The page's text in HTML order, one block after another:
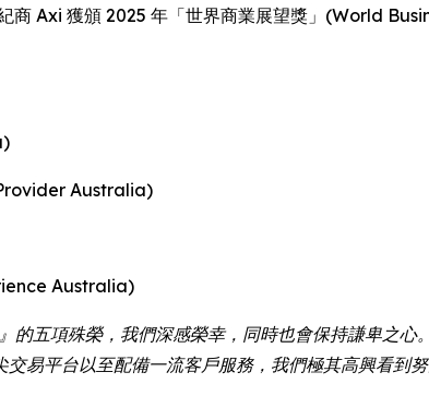
商 Axi 獲頒 2025 年「世界商業展望獎」(World
Australia)
Australia)
五項殊榮，我們深感榮幸，同時也會保持謙卑之心
易平台以至配備一流客戶服務，我們極其高興看到努